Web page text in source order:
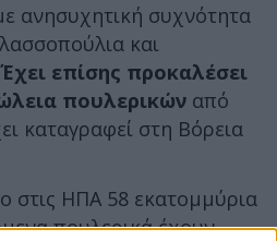
ανησυχητική συχνότητα
και
Έχει επίσης προκαλέσει
πουλερικών από
καταγραφεί στη Βόρεια
στις ΗΠΑ 58 εκατομμύρια
πουλερικά έχουν